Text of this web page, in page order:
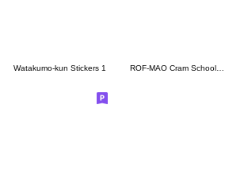
Watakumo-kun Stickers 1